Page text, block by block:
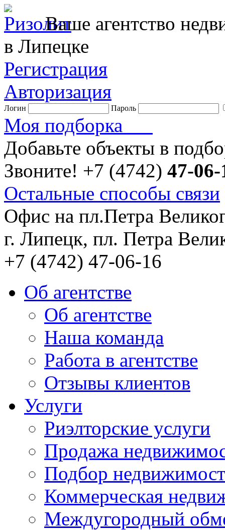
Ваше агентство
в Липецке
Регистрация
Авторизация
Логин Пароль
Моя подборка
Добавьте объекты в
Звоните! +7 (4742) 47-06-
Остальные способы связи
Офис на пл.Петра
г. Липецк, пл. Петра
+7 (4742) 47-06-16
Об агентстве
Об агентстве
Наша команда
Работа в агентстве
Отзывы клиентов
Услуги
Риэлторские услуги
Продажа
Подбор
Коммерческая
Междугородный